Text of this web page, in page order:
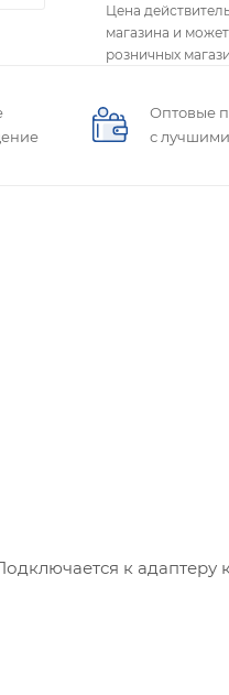
Оптовые
с
к адаптеру
Цена
магазина и
розничных